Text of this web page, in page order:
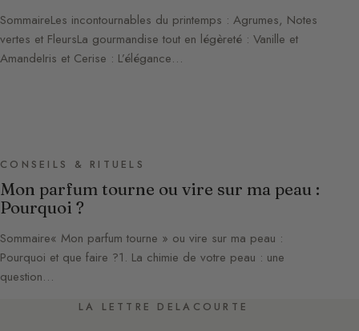
SommaireLes incontournables du printemps : Agrumes, Notes
vertes et FleursLa gourmandise tout en légèreté : Vanille et
AmandeIris et Cerise : L’élégance…
CONSEILS & RITUELS
Mon parfum tourne ou vire sur ma peau :
Pourquoi ?
Sommaire« Mon parfum tourne » ou vire sur ma peau :
Pourquoi et que faire ?1. La chimie de votre peau : une
question…
LA LETTRE DELACOURTE